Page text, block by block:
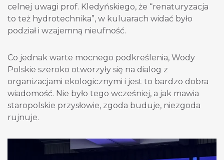
celnej uwagi prof. Kledyńskiego, że “renaturyzacja
to też hydrotechnika”, w kuluarach widać było
podział i wzajemną nieufność.
Co jednak warte mocnego podkreślenia, Wody
Polskie szeroko otworzyły się na dialog z
organizacjami ekologicznymi i jest to bardzo dobra
wiadomość. Nie było tego wcześniej, a jak mawia
staropolskie przysłowie, zgoda buduje, niezgoda
rujnuje.